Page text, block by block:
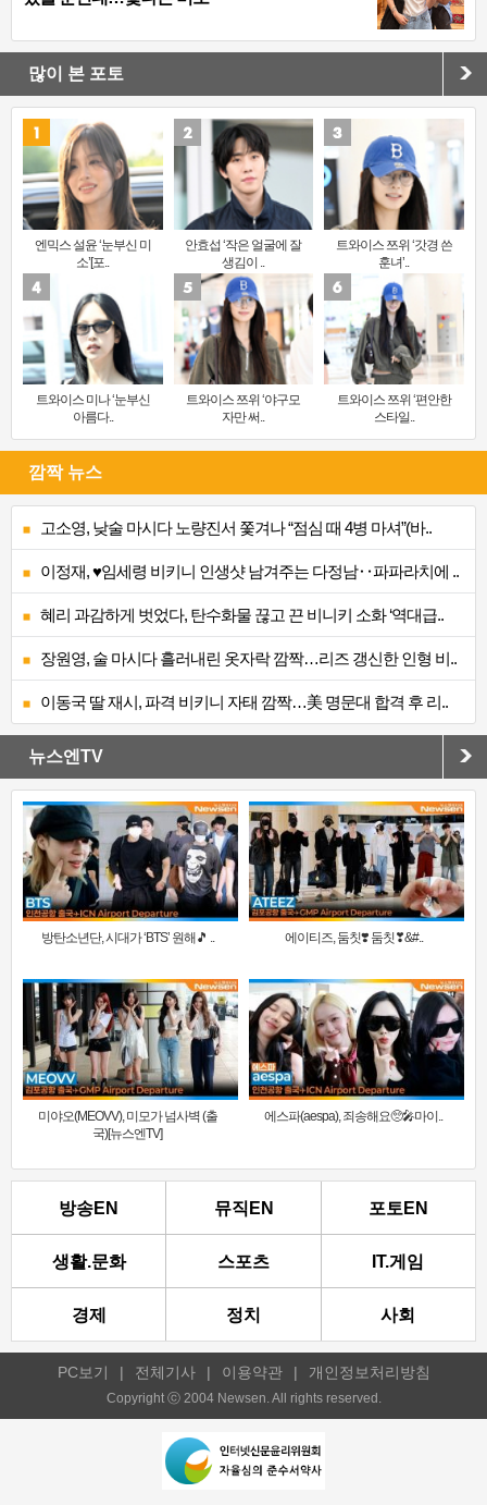
많이 본 포토
엔믹스 설윤 ‘눈부신 미
소’[포..
안효섭 ‘작은 얼굴에 잘
생김이 ..
트와이스 쯔위 ‘갓경 쓴
훈녀’..
트와이스 미나 ‘눈부신
아름다..
트와이스 쯔위 ‘야구모
자만 써..
트와이스 쯔위 ‘편안한
스타일..
깜짝 뉴스
고소영, 낮술 마시다 노량진서 쫓겨나 “점심 때 4병 마셔”(바..
이정재, ♥임세령 비키니 인생샷 남겨주는 다정남‥파파라치에 ..
혜리 과감하게 벗었다, 탄수화물 끊고 끈 비니키 소화 ‘역대급..
장원영, 술 마시다 흘러내린 옷자락 깜짝…리즈 갱신한 인형 비..
이동국 딸 재시, 파격 비키니 자태 깜짝…美 명문대 합격 후 리..
뉴스엔TV
방탄소년단, 시대가 ‘BTS’ 원해🎵 .. 에이티즈, 둠칫❣️ 둠칫❣&#..
미야오(MEOVV), 미모가 넘사벽 (출
국)[뉴스엔TV]
에스파(aespa), 죄송해요🥺🎤마이..
방송EN 뮤직EN 포토EN
생활.문화 스포츠 IT.게임
경제 정치 사회
PC보기 | 전체기사 | 이용약관 | 개인정보처리방침
Copyright ⓒ 2004 Newsen. All rights reserved.